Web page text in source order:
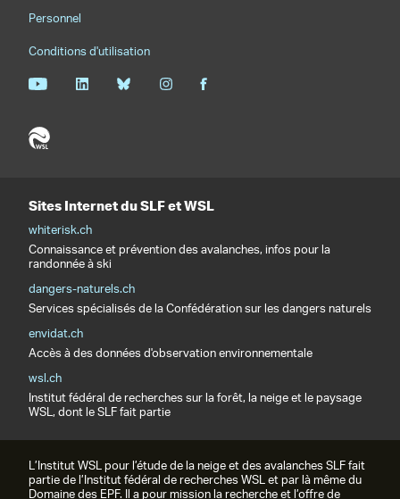
Personnel
Conditions d'utilisation
Sites Internet du SLF et WSL
whiterisk.ch
Connaissance et prévention des avalanches, infos pour la
randonnée à ski
dangers-naturels.ch
Services spécialisés de la Confédération sur les dangers naturels
envidat.ch
Accès à des données d'observation environnementale
wsl.ch
Institut fédéral de recherches sur la forêt, la neige et le paysage
WSL, dont le SLF fait partie
L’Institut WSL pour l’étude de la neige et des avalanches SLF fait
partie de l’Institut fédéral de recherches WSL et par là même du